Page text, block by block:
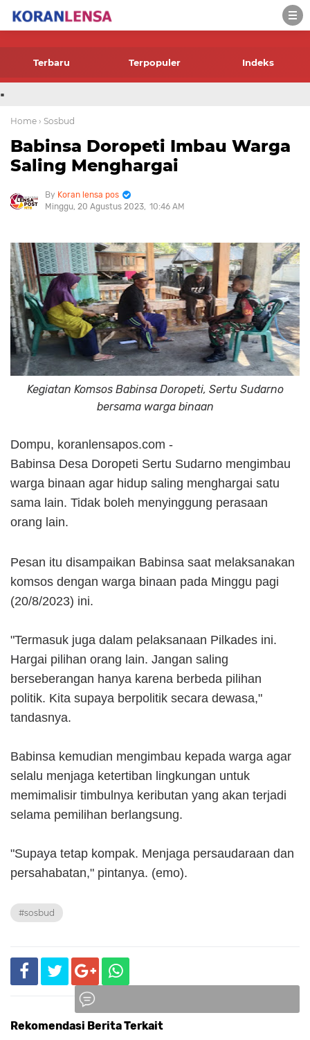
-->
Terbaru Terpopuler Indeks
.
Home › Sosbud
Babinsa Doropeti Imbau Warga
Saling Menghargai
Koran lensa pos
Minggu, 20 Agustus 2023 10:46 AM
Kegiatan Komsos Babinsa Doropeti, Sertu Sudarno
bersama warga binaan
Dompu, koranlensapos.com -
Babinsa Desa Doropeti Sertu Sudarno mengimbau
warga binaan agar hidup saling menghargai satu
sama lain. Tidak boleh menyinggung perasaan
orang lain.
Pesan itu disampaikan Babinsa saat melaksanakan
komsos dengan warga binaan pada Minggu pagi
(20/8/2023) ini.
"Termasuk juga dalam pelaksanaan Pilkades ini.
Hargai pilihan orang lain. Jangan saling
berseberangan hanya karena berbeda pilihan
politik. Kita supaya berpolitik secara dewasa,"
tandasnya.
Babinsa kemudian mengimbau kepada warga agar
selalu menjaga ketertiban lingkungan untuk
memimalisir timbulnya keributan yang akan terjadi
selama pemilihan berlangsung.
"Supaya tetap kompak. Menjaga persaudaraan dan
persahabatan," pintanya. (emo).
#sosbud
Rekomendasi Berita Terkait